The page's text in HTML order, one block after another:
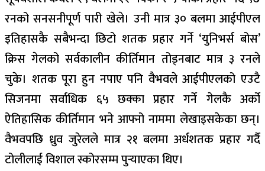
रनको सनसनीपूर्ण पारी खेले। उनी मात्र ३० बलमा आईपीएल
इतिहासकै सबैभन्दा छिटो शतक प्रहार गर्ने ‘युनिभर्स बोस’
क्रिस गेलको सर्वकालीन कीर्तिमान तोड्नबाट मात्र ३ रनले
चुके। शतक पूरा हुन नपाए पनि वैभवले आईपीएलको एउटै
सिजनमा सर्वाधिक ६५ छक्का प्रहार गर्ने गेलकै अर्को
ऐतिहासिक कीर्तिमान भने आफ्नो नाममा लेखाइसकेका छन्।
वैभवपछि ध्रुव जुरेलले मात्र २१ बलमा अर्धशतक प्रहार गर्दै
टोलीलाई विशाल स्कोरसम्म पुर्‍याएका थिए।